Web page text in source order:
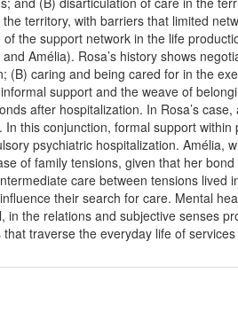
territory, with barriers that limited
the support network in the life
Amélia). Rosa’s history shows
(B) caring and being cared for in the
support and the weave of
after hospitalization. In Rosa’s case,
this conjunction, formal support within
psychiatric hospitalization. Amélia,
of family tensions, given that her bond
care between tensions lived
their search for care. Mental
the relations and subjective senses
traverse the everyday life of